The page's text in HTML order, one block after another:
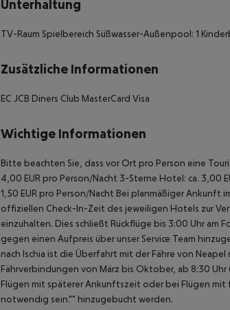
Unterhaltung
TV-Raum Spielbereich Süßwasser-Außenpool: 1
Zusätzliche Informationen
EC JCB Diners Club MasterCard Visa
Wichtige Informationen
Bitte beachten Sie, dass vor Ort pro Person eine
4,00 EUR pro Person/Nacht 3-Sterne Hotel: ca. 3,00
1,50 EUR pro Person/Nacht Bei planmäßiger
offiziellen Check-In-Zeit des jeweiligen Hotels zur
einzuhalten. Dies schließt Rückflüge bis 3:00 Uhr
gegen einen Aufpreis über unser Service Team
nach Ischia ist die Überfahrt mit der Fähre von
Fährverbindungen von März bis Oktober, ab 8:30
Flügen mit späterer Ankunftszeit oder bei Flügen
notwendig sein."" hinzugebucht werden.